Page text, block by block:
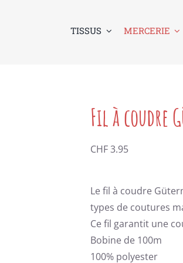
TISSUS MERCERIE
Fil à coudre
CHF3.95
Le fil à coudre
types de coutures
Ce fil garantit une
Bobine de 100m
100% polyester